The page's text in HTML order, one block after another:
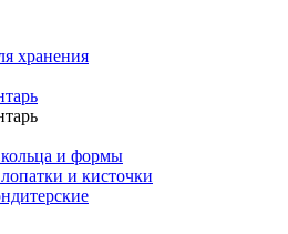
хранения
и формы
и кисточки